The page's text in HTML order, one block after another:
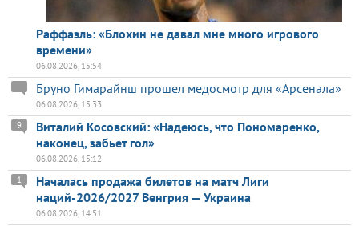
Раффаэль: «Блохин не давал мне много игрового
времени»
06.08.2026, 15:54
Бруно Гимарайнш прошел медосмотр для «Арсенала»
06.08.2026, 15:33
Виталий Косовский: «Надеюсь, что Пономаренко,
наконец, забьет гол»
9
06.08.2026, 15:12
Началась продажа билетов на матч Лиги
наций-2026/2027 Венгрия — Украина
1
06.08.2026, 14:51